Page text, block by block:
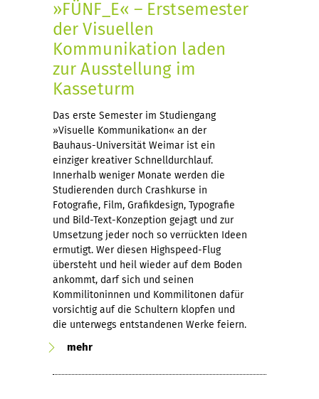
»FÜNF_E« – Erstsemester
der Visuellen
Kommunikation laden
zur Ausstellung im
Kasseturm
Das erste Semester im Studiengang
»Visuelle Kommunikation« an der
Bauhaus-Universität Weimar ist ein
einziger kreativer Schnelldurchlauf.
Innerhalb weniger Monate werden die
Studierenden durch Crashkurse in
Fotografie, Film, Grafikdesign, Typografie
und Bild-Text-Konzeption gejagt und zur
Umsetzung jeder noch so verrückten Ideen
ermutigt. Wer diesen Highspeed-Flug
übersteht und heil wieder auf dem Boden
ankommt, darf sich und seinen
Kommilitoninnen und Kommilitonen dafür
vorsichtig auf die Schultern klopfen und
die unterwegs entstandenen Werke feiern.
mehr